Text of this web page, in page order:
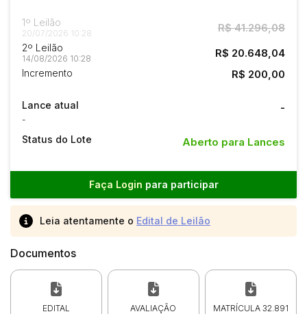
1º Leilão
20/07/2026 10:28 R$ 41.296,08
2º Leilão
14/08/2026 10:28 R$ 20.648,04
Incremento R$ 200,00
Lance atual
-
-
Status do Lote Aberto para Lances
Faça Login para participar
Leia atentamente o Edital de Leilão
Documentos
EDITAL AVALIAÇÃO MATRÍCULA 32.891